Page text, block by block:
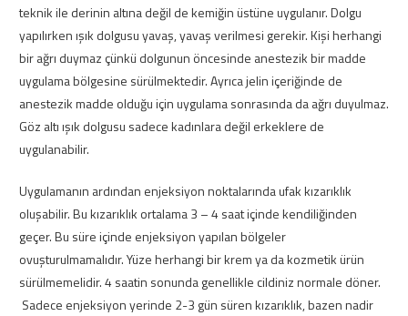
teknik ile derinin altına değil de kemiğin üstüne uygulanır. Dolgu
yapılırken ışık dolgusu yavaş, yavaş verilmesi gerekir. Kişi herhangi
bir ağrı duymaz çünkü dolgunun öncesinde anestezik bir madde
uygulama bölgesine sürülmektedir. Ayrıca jelin içeriğinde de
anestezik madde olduğu için uygulama sonrasında da ağrı duyulmaz.
Göz altı ışık dolgusu sadece kadınlara değil erkeklere de
uygulanabilir.
Uygulamanın ardından enjeksiyon noktalarında ufak kızarıklık
oluşabilir. Bu kızarıklık ortalama 3 – 4 saat içinde kendiliğinden
geçer. Bu süre içinde enjeksiyon yapılan bölgeler
ovuşturulmamalıdır. Yüze herhangi bir krem ya da kozmetik ürün
sürülmemelidir. 4 saatin sonunda genellikle cildiniz normale döner.
Sadece enjeksiyon yerinde 2-3 gün süren kızarıklık, bazen nadir